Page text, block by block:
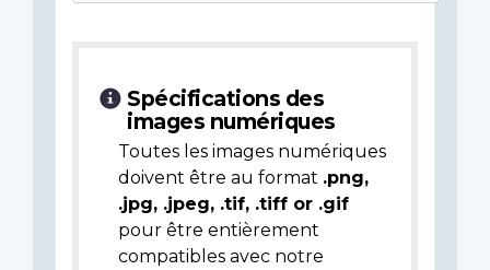
Spécifications des
images numériques
Toutes les images numériques
doivent être au format .png,
.jpg, .jpeg, .tif, .tiff or .gif
pour être entièrement
compatibles avec notre